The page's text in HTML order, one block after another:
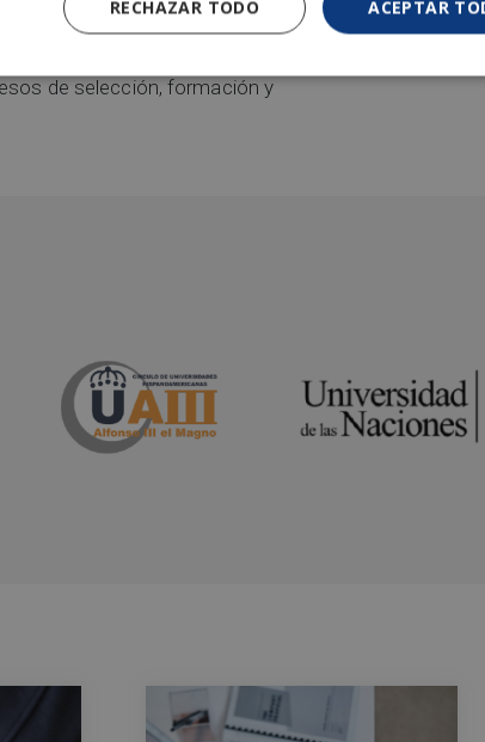
analytics, lo que facilita la
de selección, formación y
ACEPTAR
RECHAZAR TODO